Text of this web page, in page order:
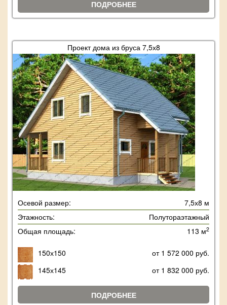
ПОДРОБНЕЕ
Проект дома из бруса 7,5х8
Осевой размер:
7,5х8 м
Этажность:
Полутораэтажный
Общая площадь:
113 м2
150х150
от 1 572 000 руб.
145х145
от 1 832 000 руб.
ПОДРОБНЕЕ